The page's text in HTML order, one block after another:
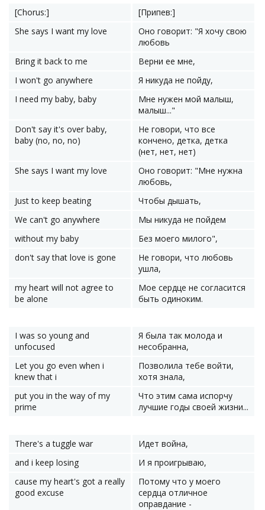
[Chorus:]
[Припев:]
She says I want my love
Оно говорит: "Я хочу свою
любовь
Bring it back to me
Верни ее мне,
I won't go anywhere
Я никуда не пойду,
I need my baby, baby
Мне нужен мой малыш,
малыш..."
Don't say it's over baby,
baby (no, no, no)
Не говори, что все
кончено, детка, детка
(нет, нет, нет)
She says I want my love
Оно говорит: "Мне нужна
любовь,
Just to keep beating
Чтобы дышать,
We can't go anywhere
Мы никуда не пойдем
without my baby
Без моего милого",
don't say that love is gone
Не говори, что любовь
ушла,
my heart will not agree to
be alone
Мое сердце не согласится
быть одиноким.
I was so young and
unfocused
Я была так молода и
несобранна,
Let you go even when i
knew that i
Позволила тебе войти,
хотя знала,
put you in the way of my
prime
Что этим сама испорчу
лучшие годы своей жизни...
There's a tuggle war
Идет война,
and i keep losing
И я проигрываю,
cause my heart's got a really
good excuse
Потому что у моего
сердца отличное
оправдание -